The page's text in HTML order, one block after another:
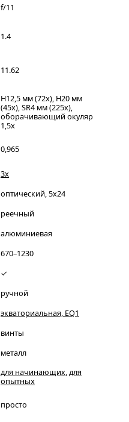
f/11
1.4
11.62
H12,5 мм (72х), H20 мм
(45x), SR4 мм (225х),
оборачивающий окуляр
1,5x
0,965
3x
оптический, 5x24
реечный
алюминиевая
670–1230
✓
ручной
экваториальная, EQ1
винты
металл
для начинающих,для
опытных
просто